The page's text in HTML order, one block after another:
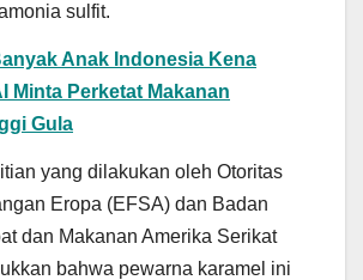
sulfit.
Anak Indonesia Kena
Minta Perketat Makanan
Gula
yang dilakukan oleh Otoritas
Eropa (EFSA) dan Badan
dan Makanan Amerika Serikat
bahwa pewarna karamel ini